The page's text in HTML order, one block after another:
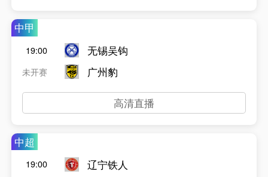
中甲
19:00
未开赛
无锡吴钩
广州豹
高清直播
中超
19:00
辽宁铁人